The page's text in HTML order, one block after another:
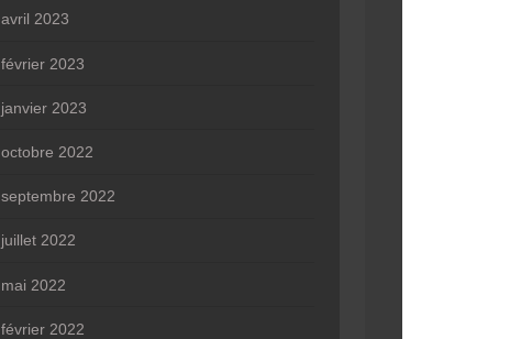
avril 2023
février 2023
janvier 2023
octobre 2022
septembre 2022
juillet 2022
mai 2022
février 2022